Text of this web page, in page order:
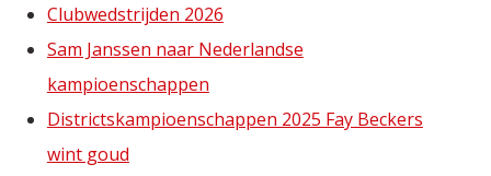
Clubwedstrijden 2026
Sam Janssen naar Nederlandse
kampioenschappen
Districtskampioenschappen 2025 Fay Beckers
wint goud